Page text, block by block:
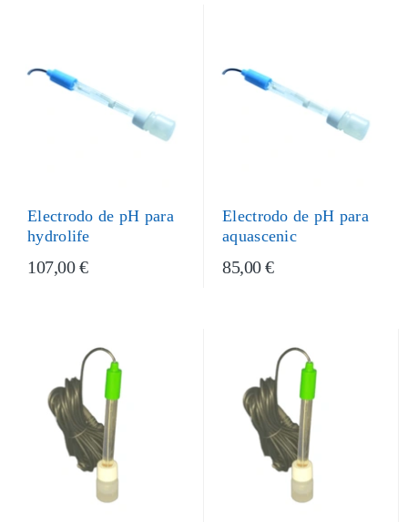
Electrodo de pH para
hydrolife
107,00 €
Electrodo de pH para
aquascenic
85,00 €